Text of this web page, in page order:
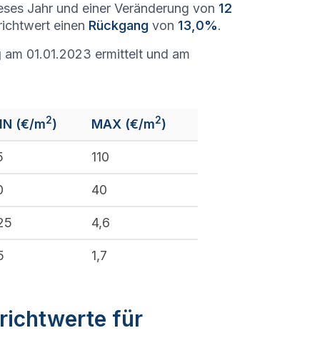
Jahr und einer Veränderung von 12
einen Rückgang von 13,0%.
01.01.2023 ermittelt und am
(€/m2) MAX (€/m2)
110
40
4,6
1,7
für